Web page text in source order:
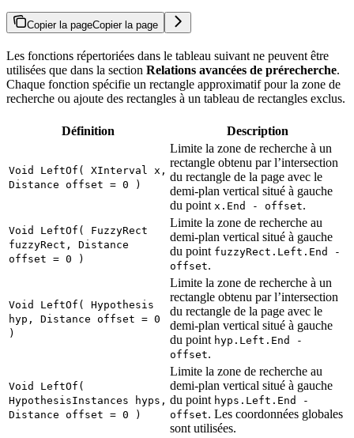
Copier la pageCopier la page
Les fonctions répertoriées dans le tableau suivant ne peuvent être
utilisées que dans la section Relations avancées de prérecherche.
Chaque fonction spécifie un rectangle approximatif pour la zone de
recherche ou ajoute des rectangles à un tableau de rectangles exclus.
Définition Description
Void LeftOf( XInterval x,
Distance offset = 0 )
Limite la zone de recherche à un
rectangle obtenu par l’intersection
du rectangle de la page avec le
demi-plan vertical situé à gauche
du point x.End - offset.
Void LeftOf( FuzzyRect
fuzzyRect, Distance
offset = 0 )
Limite la zone de recherche au
demi-plan vertical situé à gauche
du point fuzzyRect.Left.End -
offset.
Void LeftOf( Hypothesis
hyp, Distance offset = 0
)
Limite la zone de recherche à un
rectangle obtenu par l’intersection
du rectangle de la page avec le
demi-plan vertical situé à gauche
du point hyp.Left.End -
offset.
Void LeftOf(
HypothesisInstances hyps,
Distance offset = 0 )
Limite la zone de recherche au
demi-plan vertical situé à gauche
du point hyps.Left.End -
offset. Les coordonnées globales
sont utilisées.